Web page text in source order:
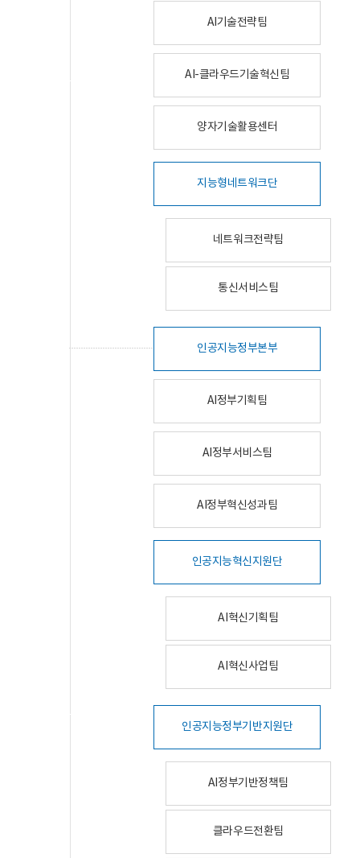
AI기술전략팀
AI-클라우드기술혁신팀
양자기술활용센터
지능형네트워크단
네트워크전략팀
통신서비스팀
인공지능정부본부
AI정부기획팀
AI정부서비스팀
AI정부혁신성과팀
인공지능혁신지원단
AI혁신기획팀
AI혁신사업팀
인공지능정부기반지원단
AI정부기반정책팀
클라우드전환팀